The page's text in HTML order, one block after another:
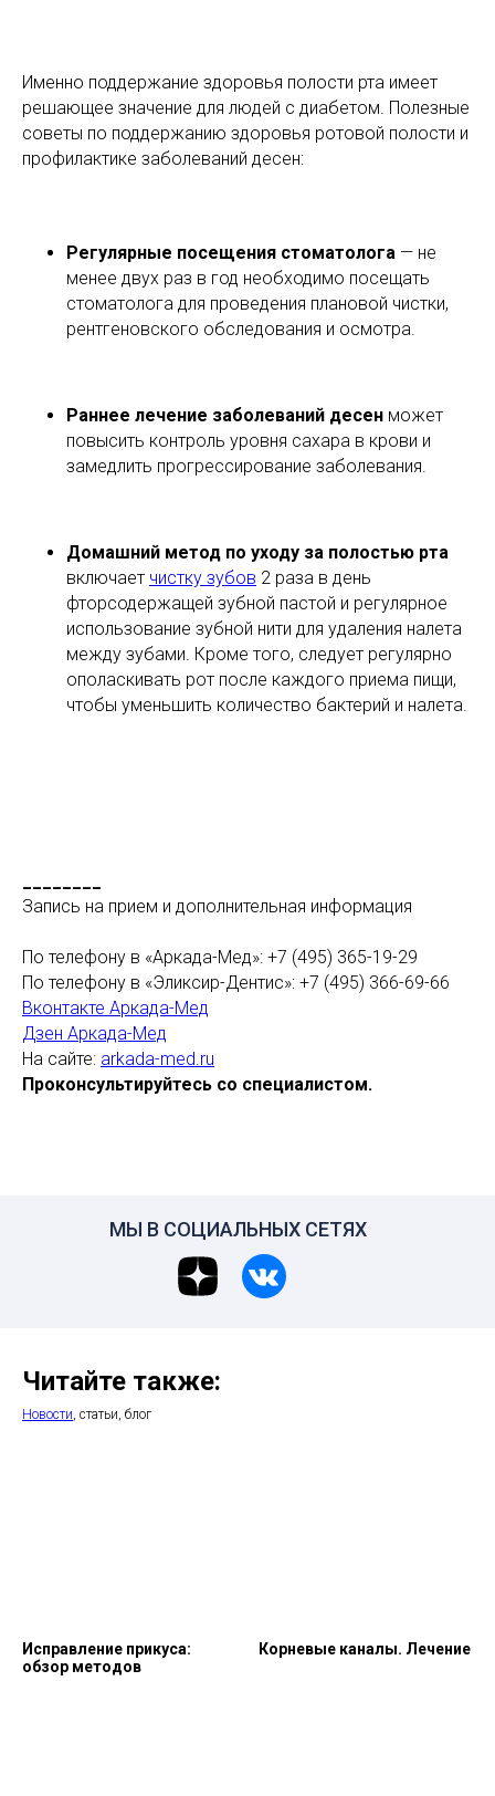
Именно поддержание здоровья полости рта имеет
решающее значение для людей с диабетом. Полезные
советы по поддержанию здоровья ротовой полости и
профилактике заболеваний десен:
Регулярные посещения стоматолога — не
менее двух раз в год необходимо посещать
стоматолога для проведения плановой чистки,
рентгеновского обследования и осмотра.
Раннее лечение заболеваний десен может
повысить контроль уровня сахара в крови и
замедлить прогрессирование заболевания.
Домашний метод по уходу за полостью рта
включает чистку зубов 2 раза в день
фторсодержащей зубной пастой и регулярное
использование зубной нити для удаления налета
между зубами. Кроме того, следует регулярно
ополаскивать рот после каждого приема пищи,
чтобы уменьшить количество бактерий и налета.
Запись на прием и дополнительная информация
По телефону в «Аркада-Мед»: +7 (495) 365-19-29
По телефону в «Эликсир-Дентис»: +7 (495) 366-69-66
Вконтакте Аркада-Мед
Дзен Аркада-Мед
На сайте: arkada-med.ru
Проконсультируйтесь со специалистом.
МЫ В СОЦИАЛЬНЫХ СЕТЯХ
Читайте также:
Новости, статьи, блог
Исправление прикуса:
обзор методов
Корневые каналы. Лечение